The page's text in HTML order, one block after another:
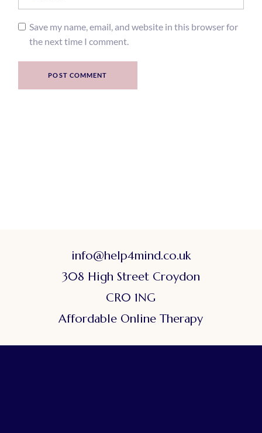
Save my name, email, and website in this browser for
the next time I comment.
POST COMMENT
info@help4mind.co.uk
308 High Street Croydon
CR0 1NG
Affordable Online Therapy